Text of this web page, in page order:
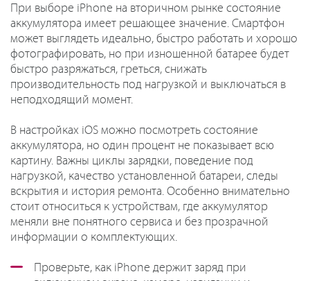
При выборе iPhone на вторичном рынке состояние
аккумулятора имеет решающее значение. Смартфон
может выглядеть идеально, быстро работать и хорошо
фотографировать, но при изношенной батарее будет
быстро разряжаться, греться, снижать
производительность под нагрузкой и выключаться в
неподходящий момент.
В настройках iOS можно посмотреть состояние
аккумулятора, но один процент не показывает всю
картину. Важны циклы зарядки, поведение под
нагрузкой, качество установленной батареи, следы
вскрытия и история ремонта. Особенно внимательно
стоит относиться к устройствам, где аккумулятор
меняли вне понятного сервиса и без прозрачной
информации о комплектующих.
Проверьте, как iPhone держит заряд при